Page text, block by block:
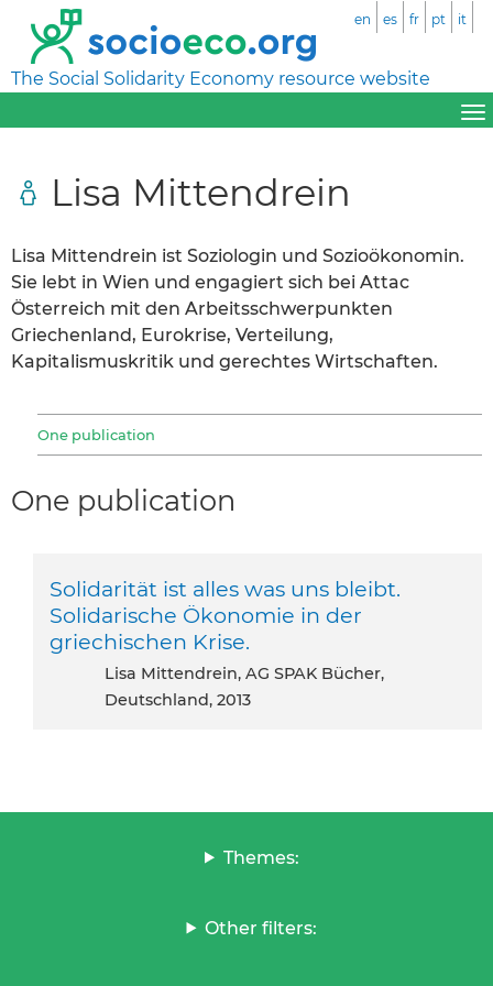
The Social Solidarity Economy resource website
en es fr pt it
Lisa Mittendrein
Lisa Mittendrein ist Soziologin und Sozioökonomin.
Sie lebt in Wien und engagiert sich bei Attac
Österreich mit den Arbeitsschwerpunkten
Griechenland, Eurokrise, Verteilung,
Kapitalismuskritik und gerechtes Wirtschaften.
One publication
One publication
Solidarität ist alles was uns bleibt.
Solidarische Ökonomie in der
griechischen Krise.
Lisa Mittendrein, AG SPAK Bücher,
Deutschland, 2013
Themes:
Other filters: